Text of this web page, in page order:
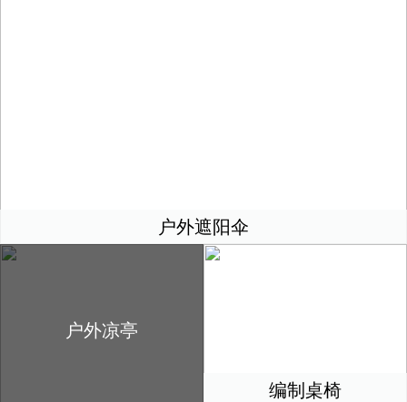
户外遮阳伞
户外凉亭
编制桌椅